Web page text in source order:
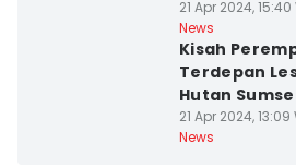
21 Apr 2024, 15:40
News
Kisah
Terdepan
Hutan
21 Apr 2024, 13:09
News